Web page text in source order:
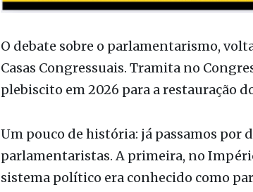
O debate sobre o parlamentarismo,
Casas Congressuais. Tramita no
plebiscito em 2026 para a restauração
Um pouco de história: já passamos por
parlamentaristas. A primeira, no
sistema político era conhecido como